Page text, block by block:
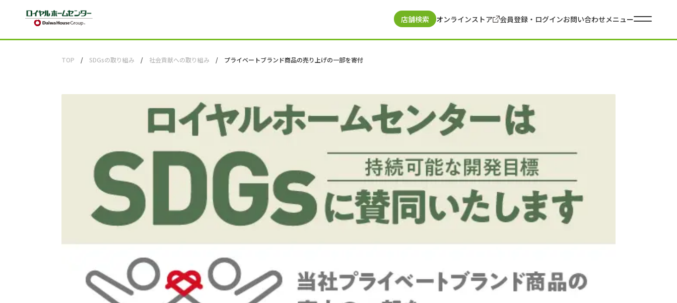
店舗検索 オンラインストア 会員登録・ログインお問い合わせメニュー
TOP SDGsの取り組み 社会貢献への取り組み プライベートブランド商品の売り上げの一部を寄付